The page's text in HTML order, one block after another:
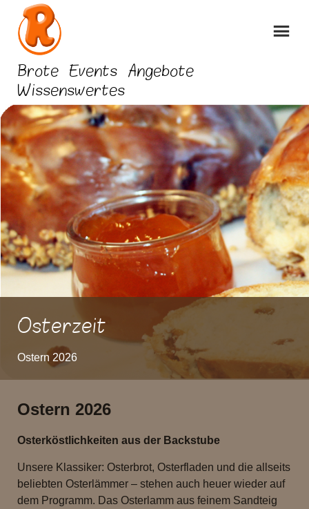
Skip
content
Brote Events Angebote
Wissenswertes
Osterzeit
Ostern 2026
Ostern 2026
Osterköstlichkeiten aus der Backstube
Unsere Klassiker: Osterbrot, Osterfladen und die allseits
beliebten Osterlämmer – stehen auch heuer wieder auf
dem Programm. Das Osterlamm aus feinem Sandteig